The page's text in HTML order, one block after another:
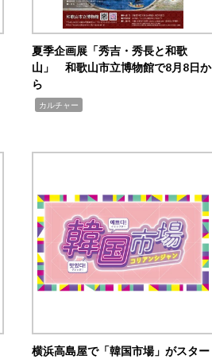
夏季企画展「秀吉・秀長と和歌
山」 和歌山市立博物館で8月8日か
ら
カルチャー
横浜高島屋で「韓国市場」がスター